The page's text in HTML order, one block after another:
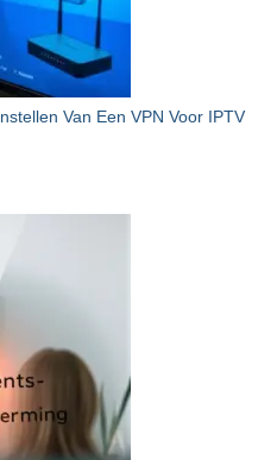
Van Een VPN Voor IPTV